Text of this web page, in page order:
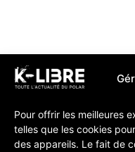
Pour offrir les meilleures
telles que les cookies
des appareils. Le fait de